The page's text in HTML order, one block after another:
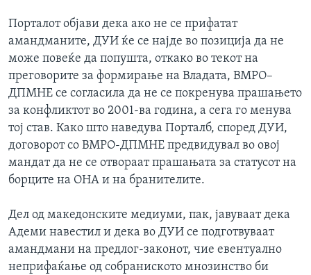
Порталот објави дека ако не се прифатат
амандманите, ДУИ ќе се најде во позиција да не
може повеќе да попушта, откако во текот на
преговорите за формирање на Владата, ВМРО–
ДПМНЕ се согласила да не се покренува прашањето
за конфликтот во 2001-ва година, а сега го менува
тој став. Како што наведува Порталб, според ДУИ,
договорот со ВМРО-ДПМНЕ предвидувал во овој
мандат да не се отвораат прашањата за статусот на
борците на ОНА и на бранителите.
Дел од македонските медиуми, пак, јавуваат дека
Адеми навестил и дека во ДУИ се подготвуваат
амандмани на предлог-законот, чие евентуално
неприфаќање од собраниското мнозинство би